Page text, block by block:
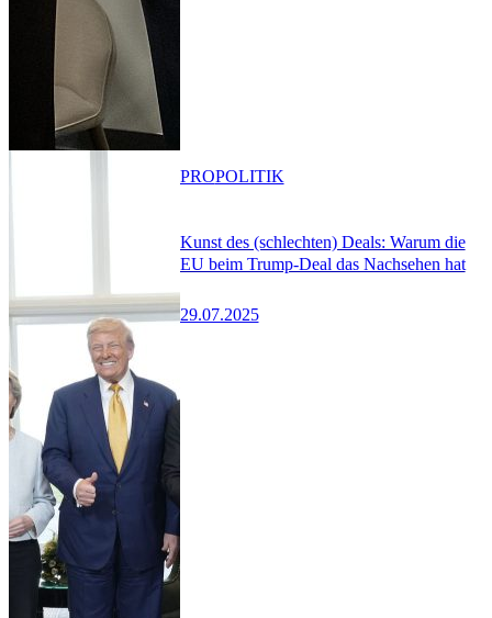
Kunst des (schlechten) Deals: Warum die
EU beim Trump-Deal das Nachsehen hat
29.07.2025
PROPOLITIK